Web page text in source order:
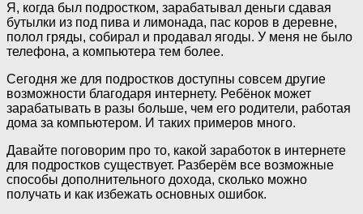
Я, когда был подростком, зарабатывал деньги сдавая
бутылки из под пива и лимонада, пас коров в деревне,
полол гряды, собирал и продавал ягоды. У меня не было
телефона, а компьютера тем более.
Сегодня же для подростков доступны совсем другие
возможности благодаря интернету. Ребёнок может
зарабатывать в разы больше, чем его родители, работая
дома за компьютером. И таких примеров много.
Давайте поговорим про то, какой заработок в интернете
для подростков существует. Разберём все возможные
способы дополнительного дохода, сколько можно
получать и как избежать основных ошибок.